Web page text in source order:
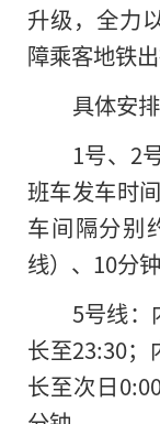
升级，全力
障乘客地铁
具体安
1号、2
班车发车时
车间隔分别
线）、10分
5号线：
长至23:30；
长至次日